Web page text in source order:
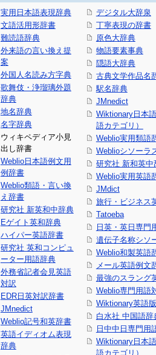
実用日本語表現辞典
文語活用形辞書
難読語辞典
外来語の言い換え提
案
外国人名読み方字典
歌舞伎・浄瑠璃外題
辞典
地名辞典
名字辞典
ウィキペディア小見
出し辞書
Weblio日本語例文用
例辞書
Weblio類語・言い換
え辞書
研究社 新英和中辞典
Eゲイト英和辞典
ハイパー英語辞書
研究社 英和コンピュ
ーター用語辞典
外務省記者会見英語
対訳
EDR日英対訳辞書
JMnedict
Weblio記号和英辞書
英語イディオム表現
辞典
デジタル大辞泉
丁寧表現の辞書
原色大辞典
物語要素事典
隠語大辞典
古典文学作品名
駅名辞典
JMnedict
Wiktionary日本
語カテゴリ）
Weblio実用類語
Weblioシソーラ
研究社 新和英中
Weblio実用英語
JMdict
旅行・ビジネス
Tatoeba
日英・英日専門
遺伝子名称シソ
Weblio和製英語
メール英語例文
最強のスラング
Weblio専門用語
Wiktionary英語版
白水社 中国語辞
日中中日専門用
Wiktionary日本
語カテゴリ）